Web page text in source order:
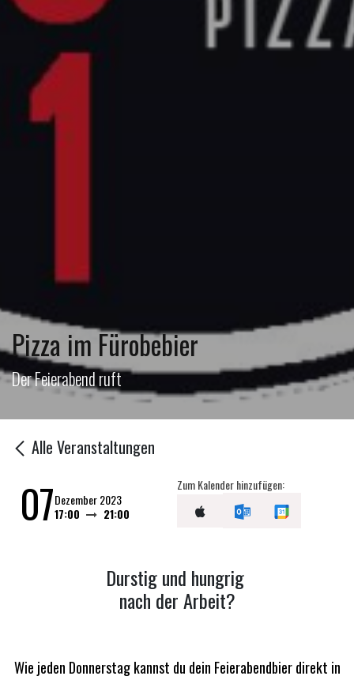
Pizza im Fürobebier
Der Feierabend ruft
Alle Veranstaltungen
07Dezember 2023
17:00
21:00
Zum Kalender hinzufügen:
Durstig und hungrig
nach der Arbeit?
Wie jeden Donnerstag kannst du dein Feierabendbier direkt in